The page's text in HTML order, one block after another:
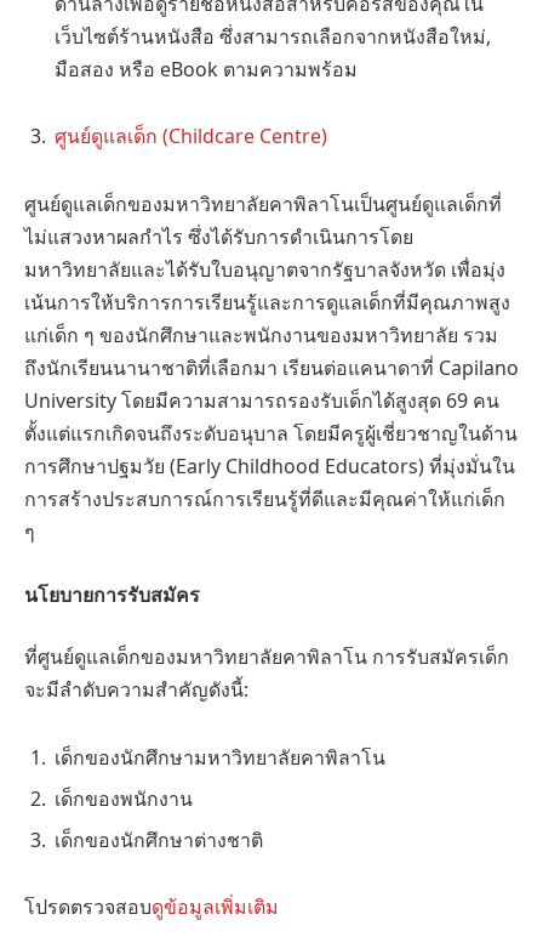
เว็บไซต์ร้านหนังสือ ซึ่งสามารถเลือกจากหนังสือใหม่,
มือสอง หรือ eBook ตามความพร้อม
ศูนย์ดูแลเด็ก (Childcare Centre)
ศูนย์ดูแลเด็กของมหาวิทยาลัยคาพิลาโนเป็นศูนย์ดูแลเด็กที่
ไม่แสวงหาผลกำไร ซึ่งได้รับการดำเนินการโดย
มหาวิทยาลัยและได้รับใบอนุญาตจากรัฐบาลจังหวัด เพื่อมุ่ง
เน้นการให้บริการการเรียนรู้และการดูแลเด็กที่มีคุณภาพสูง
แก่เด็ก ๆ ของนักศึกษาและพนักงานของมหาวิทยาลัย รวม
ถึงนักเรียนนานาชาติที่เลือกมา เรียนต่อแคนาดาที่ Capilano
University โดยมีความสามารถรองรับเด็กได้สูงสุด 69 คน
ตั้งแต่แรกเกิดจนถึงระดับอนุบาล โดยมีครูผู้เชี่ยวชาญในด้าน
การศึกษาปฐมวัย (Early Childhood Educators) ที่มุ่งมั่นใน
การสร้างประสบการณ์การเรียนรู้ที่ดีและมีคุณค่าให้แก่เด็ก
ๆ
นโยบายการรับสมัคร
ที่ศูนย์ดูแลเด็กของมหาวิทยาลัยคาพิลาโน การรับสมัครเด็ก
จะมีลำดับความสำคัญดังนี้:
เด็กของนักศึกษามหาวิทยาลัยคาพิลาโน
เด็กของพนักงาน
เด็กของนักศึกษาต่างชาติ
โปรดตรวจสอบดูข้อมูลเพิ่มเติม